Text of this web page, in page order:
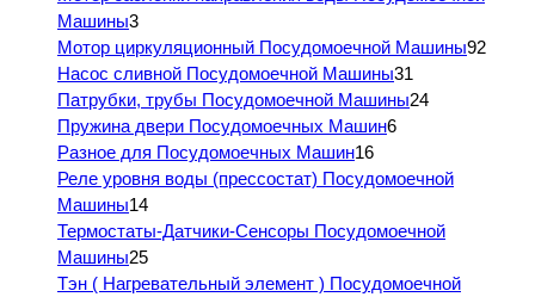
Машины3
Мотор циркуляционный Посудомоечной Машины92
Насос сливной Посудомоечной Машины31
Патрубки, трубы Посудомоечной Машины24
Пружина двери Посудомоечных Машин6
Разное для Посудомоечных Машин16
Реле уровня воды (прессостат) Посудомоечной
Машины14
Термостаты-Датчики-Сенсоры Посудомоечной
Машины25
Тэн ( Нагревательный элемент ) Посудомоечной